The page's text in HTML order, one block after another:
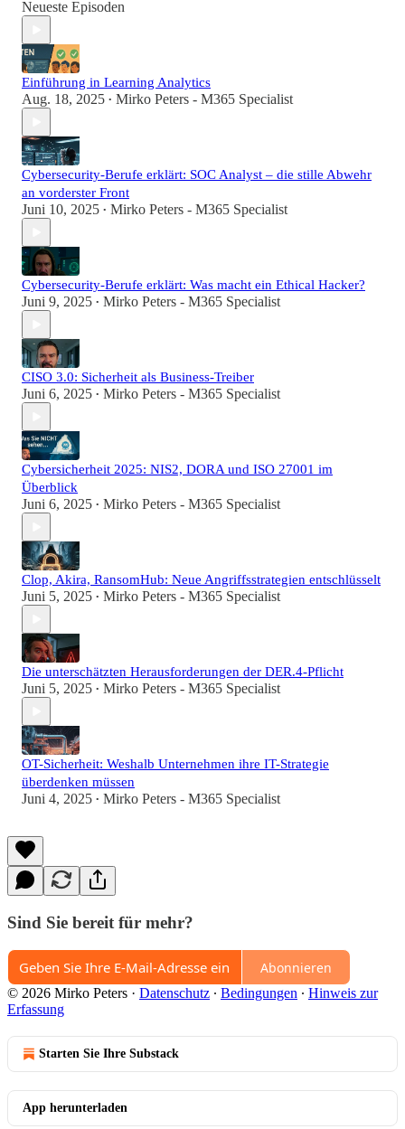
Neueste Episoden
Einführung in Learning Analytics
Aug. 18, 2025 • Mirko Peters - M365 Specialist
Cybersecurity-Berufe erklärt: SOC Analyst – die stille Abwehr
an vorderster Front
Juni 10, 2025 • Mirko Peters - M365 Specialist
Cybersecurity-Berufe erklärt: Was macht ein Ethical Hacker?
Juni 9, 2025 • Mirko Peters - M365 Specialist
CISO 3.0: Sicherheit als Business-Treiber
Juni 6, 2025 • Mirko Peters - M365 Specialist
Cybersicherheit 2025: NIS2, DORA und ISO 27001 im
Überblick
Juni 6, 2025 • Mirko Peters - M365 Specialist
Clop, Akira, RansomHub: Neue Angriffsstrategien entschlüsselt
Juni 5, 2025 • Mirko Peters - M365 Specialist
Die unterschätzten Herausforderungen der DER.4-Pflicht
Juni 5, 2025 • Mirko Peters - M365 Specialist
OT-Sicherheit: Weshalb Unternehmen ihre IT-Strategie
überdenken müssen
Juni 4, 2025 • Mirko Peters - M365 Specialist
Sind Sie bereit für mehr?
Abonnieren
© 2026 Mirko Peters · Datenschutz ∙ Bedingungen ∙ Hinweis zur
Erfassung
Starten Sie Ihre Substack
App herunterladen